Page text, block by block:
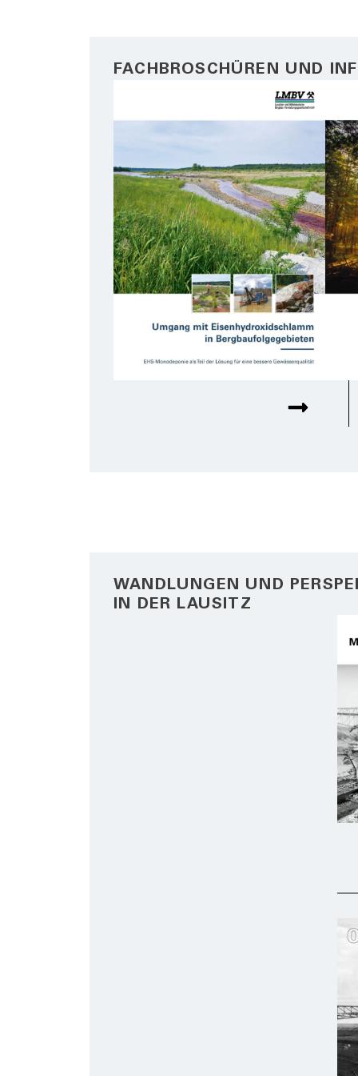
FACHBROSCHÜREN UND
WANDLUNGEN UND
IN DER LAUSITZ